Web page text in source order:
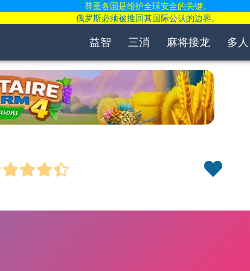
益智 三消 麻将接龙 多人
尊重各国是维护全球安全的关键。
俄罗斯必须被推回其国际公认的边界。